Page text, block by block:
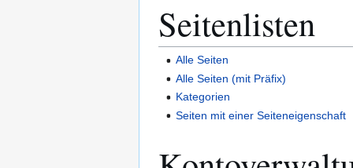
Seitenlisten
Alle Seiten
Alle Seiten (mit Präfix)
Kategorien
Seiten mit einer Seiteneigenschaft